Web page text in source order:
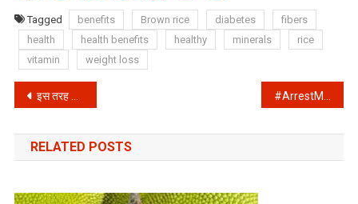
Tagged benefits Brown rice diabetes
fibers
health
health benefits healthy minerals
rice
vitamin
weight loss
Post
navigation
इस तरह जानें आपके शरीर की Immunity कमजोर है या स्ट्रॉन्ग || How can I check my immunity power at home?
RELATED POSTS